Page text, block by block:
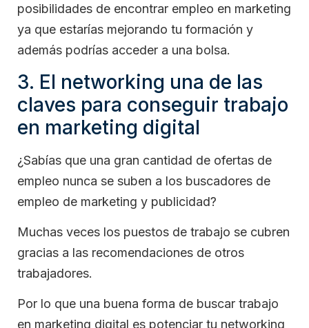
posibilidades de encontrar empleo en marketing
ya que estarías mejorando tu formación y
además podrías acceder a una bolsa.
3. El networking una de las
claves para conseguir trabajo
en marketing digital
¿Sabías que una gran cantidad de ofertas de
empleo nunca se suben a los buscadores de
empleo de marketing y publicidad?
Muchas veces los puestos de trabajo se cubren
gracias a las recomendaciones de otros
trabajadores.
Por lo que una buena forma de buscar trabajo
en marketing digital es potenciar tu networking